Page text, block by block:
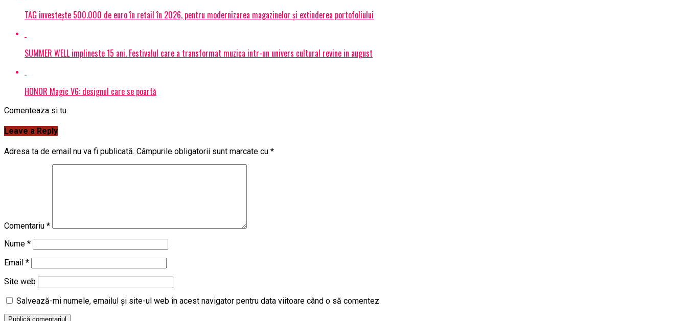
TAG investește 500.000 de euro în retail în 2026, pentru modernizarea magazinelor și extinderea portofoliului
SUMMER WELL implineste 15 ani. Festivalul care a transformat muzica intr-un univers cultural revine in august
HONOR Magic V6: designul care se poartă
Comenteaza si tu
Leave a Reply
Adresa ta de email nu va fi publicată. Câmpurile obligatorii sunt marcate cu *
Comentariu *
Nume *
Email *
Site web
Salvează-mi numele, emailul și site-ul web în acest navigator pentru data viitoare când o să comentez.